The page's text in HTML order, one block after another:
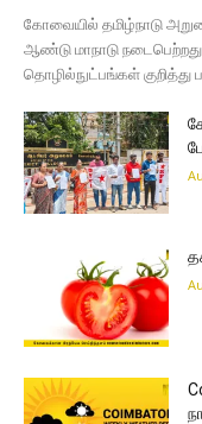
கோவையில் தமிழ்நாடு
ஆண்டு மாநாடு
தொழில்நுட்பங்கள் குறித்து